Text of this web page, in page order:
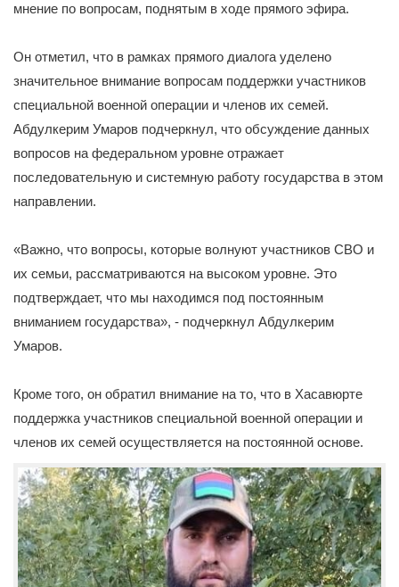
мнение по вопросам, поднятым в ходе прямого эфира.
Он отметил, что в рамках прямого диалога уделено
значительное внимание вопросам поддержки участников
специальной военной операции и членов их семей.
Абдулкерим Умаров подчеркнул, что обсуждение данных
вопросов на федеральном уровне отражает
последовательную и системную работу государства в этом
направлении.
«Важно, что вопросы, которые волнуют участников СВО и
их семьи, рассматриваются на высоком уровне. Это
подтверждает, что мы находимся под постоянным
вниманием государства», - подчеркнул Абдулкерим
Умаров.
Кроме того, он обратил внимание на то, что в Хасавюрте
поддержка участников специальной военной операции и
членов их семей осуществляется на постоянной основе.